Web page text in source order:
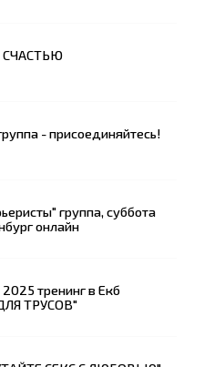
СЧАСТЬЮ
- присоединяйтесь!
группа, суббота
онлайн
тренинг в Екб
ТРУСОВ"